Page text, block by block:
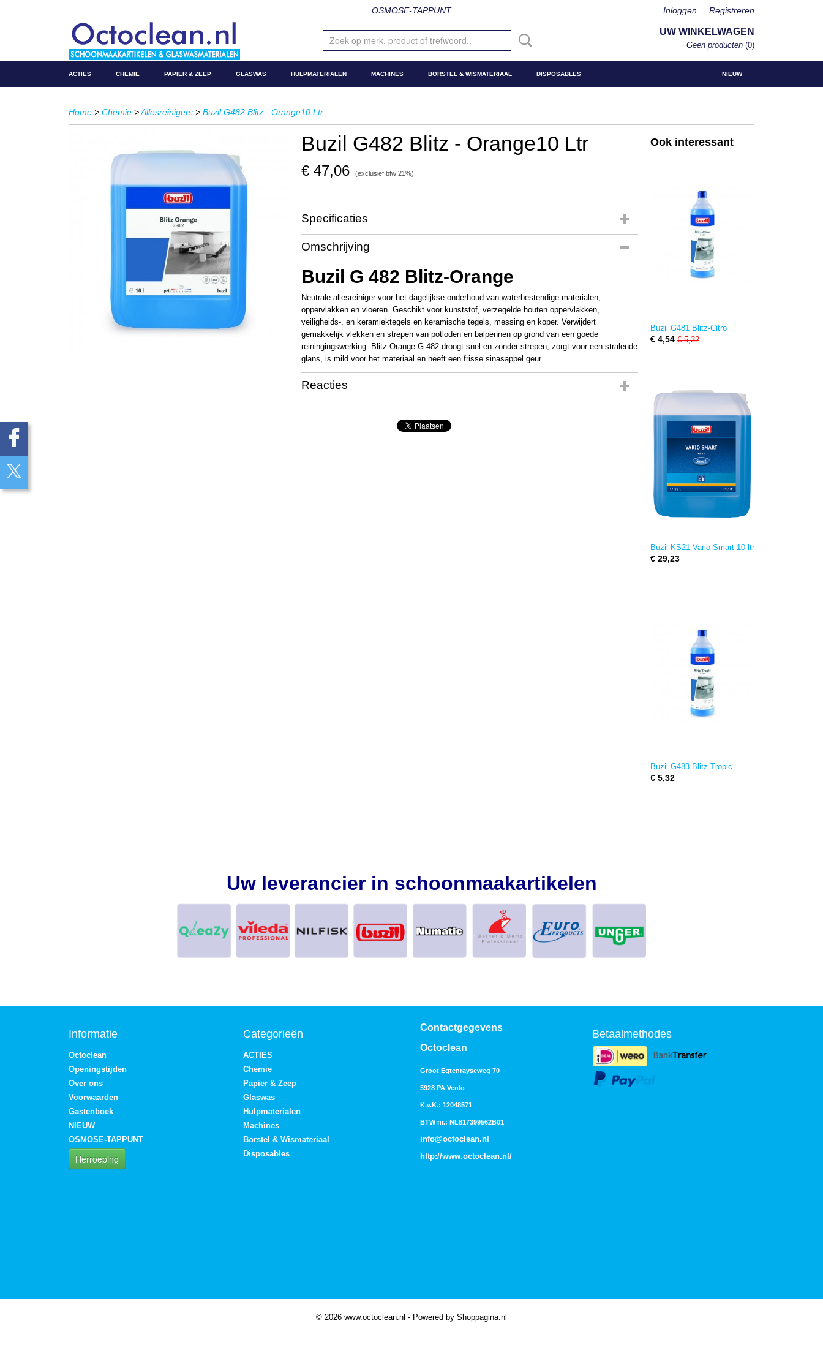
OSMOSE-TAPPUNT Inloggen Registreren
UW WINKELWAGEN
Geen producten (0)
NIEUW
ACTIES CHEMIE PAPIER & ZEEP GLASWAS HULPMATERIALEN MACHINES BORSTEL & WISMATERIAAL DISPOSABLES
Home > Chemie >Allesreinigers > Buzil G482 Blitz - Orange10 Ltr
Buzil G482 Blitz - Orange10 Ltr
€ 47,06 (exclusief btw 21%)
Specificaties
Productcode
Omschrijving
Buzil G 482 Blitz-Orange
Neutrale allesreiniger voor het dagelijkse onderhoud van waterbestendige materialen,
oppervlakken en vloeren. Geschikt voor kunststof, verzegelde houten oppervlakken,
veiligheids-, en keramiektegels en keramische tegels, messing en koper. Verwijdert
gemakkelijk vlekken en strepen van potloden en balpennen op grond van een goede
reiningingswerking. Blitz Orange G 482 droogt snel en zonder strepen, zorgt voor een stralende
glans, is mild voor het materiaal en heeft een frisse sinasappel geur.
Reacties
Ook interessant
Buzil G481 Blitz-Citro
€ 4,54 € 5,32
Buzil KS21 Vario Smart 10 ltr
€ 29,23
Buzil G483 Blitz-Tropic
€ 5,32
Uw leverancier in schoonmaakartikelen
Informatie
Octoclean
Openingstijden
Over ons
Voorwaarden
Gastenboek
NIEUW
OSMOSE-TAPPUNT
Herroeping
Categorieën
ACTIES
Chemie
Papier & Zeep
Glaswas
Hulpmaterialen
Machines
Borstel & Wismateriaal
Disposables
Contactgegevens
Octoclean
Groot Egtenrayseweg 70
5928 PA Venlo
K.v.K.: 12048571
BTW nr.: NL817399562B01
info@octoclean.nl
http://www.octoclean.nl /
Betaalmethodes
© 2026 www.octoclean.nl - Powered by Shoppagina.nl